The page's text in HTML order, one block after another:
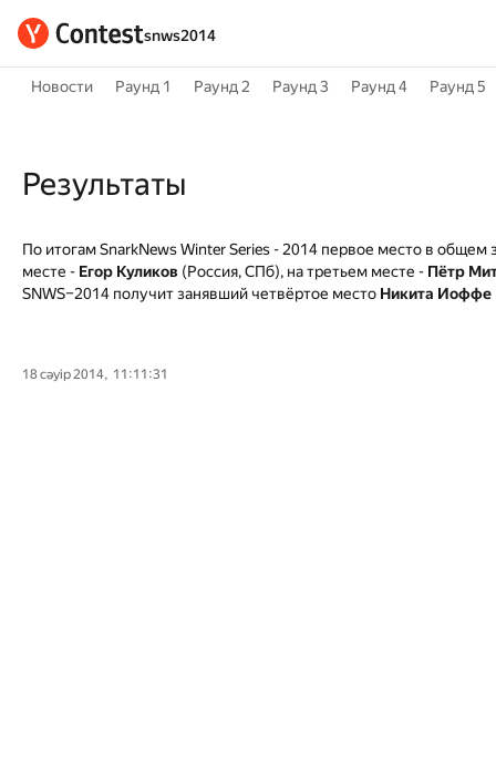
snws2014
Новости Раунд 1 Раунд 2 Раунд 3 Раунд 4 Раунд 5
Результаты
По итогам SnarkNews Winter Series - 2014 первое место в общем
месте - Егор Куликов (Россия, СПб), на третьем месте - Пётр
SNWS–2014 получит занявший четвёртое место Никита Иоффе
18 сәуір 2014, 11:11:31